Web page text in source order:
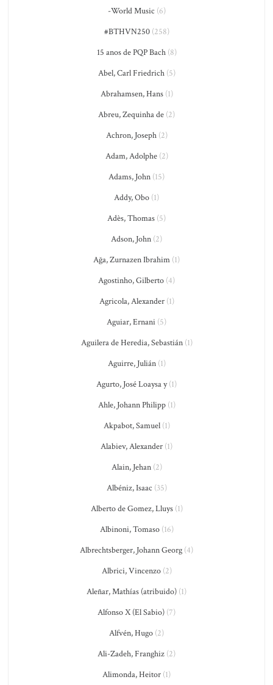
-World Music (6)
#BTHVN250(258)
15 anos de PQP Bach(8)
Abel, Carl Friedrich(5)
Abrahamsen, Hans(1)
Abreu, Zequinha de (2)
Achron, Joseph(2)
Adam, Adolphe(2)
Adams, John (15)
Addy, Obo (1)
Adès, Thomas (5)
Adson, John (2)
Ağa, Zurnazen Ibrahim (1)
Agostinho, Gilberto (4)
Agricola, Alexander(1)
Aguiar, Ernani (5)
Aguilera de Heredia, Sebastián(1)
Aguirre, Julián(1)
Agurto, José Loaysa y(1)
Ahle, Johann Philipp(1)
Akpabot, Samuel(1)
Alabiev, Alexander (1)
Alain, Jehan(2)
Albéniz, Isaac (35)
Alberto de Gomez, Lluys(1)
Albinoni, Tomaso(16)
Albrechtsberger, Johann Georg (4)
Albrici, Vincenzo(2)
Aleñar, Mathías (atribuido) (1)
Alfonso X (El Sabio) (7)
Alfvén, Hugo (2)
Ali-Zadeh, Franghiz (2)
Alimonda, Heitor (1)